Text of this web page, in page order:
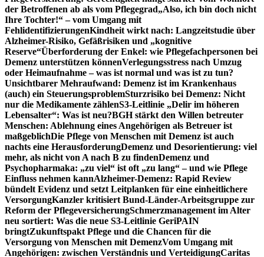
der Betroffenen ab als vom Pflegegrad„Also, ich bin doch nicht
Ihre Tochter!“ – vom Umgang mit
FehlidentifizierungenKindheit wirkt nach: Langzeitstudie über
Alzheimer-Risiko, Gefäßrisiken und „kognitive
Reserve“Überforderung der Enkel: wie Pflegefachpersonen bei
Demenz unterstützen könnenVerlegungsstress nach Umzug
oder Heimaufnahme – was ist normal und was ist zu tun?
Unsichtbarer Mehraufwand: Demenz ist im Krankenhaus
(auch) ein SteuerungsproblemSturzrisiko bei Demenz: Nicht
nur die Medikamente zählenS3-Leitlinie „Delir im höheren
Lebensalter“: Was ist neu?BGH stärkt den Willen betreuter
Menschen: Ablehnung eines Angehörigen als Betreuer ist
maßgeblichDie Pflege von Menschen mit Demenz ist auch
nachts eine HerausforderungDemenz und Desorientierung: viel
mehr, als nicht von A nach B zu findenDemenz und
Psychopharmaka: „zu viel“ ist oft „zu lang“ – und wie Pflege
Einfluss nehmen kannAlzheimer-Demenz: Rapid Review
bündelt Evidenz und setzt Leitplanken für eine einheitlichere
VersorgungKanzler kritisiert Bund-Länder-Arbeitsgruppe zur
Reform der PflegeversicherungSchmerzmanagement im Alter
neu sortiert: Was die neue S3-Leitlinie GeriPAIN
bringtZukunftspakt Pflege und die Chancen für die
Versorgung von Menschen mit DemenzVom Umgang mit
Angehörigen: zwischen Verständnis und VerteidigungCaritas